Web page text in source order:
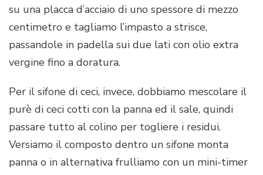
su una placca d’acciaio di uno spessore di mezzo
centimetro e tagliamo l’impasto a strisce,
passandole in padella sui due lati con olio extra
vergine fino a doratura.
Per il sifone di ceci, invece, dobbiamo mescolare il
purè di ceci cotti con la panna ed il sale, quindi
passare tutto al colino per togliere i residui.
Versiamo il composto dentro un sifone monta
panna o in alternativa frulliamo con un mini-timer